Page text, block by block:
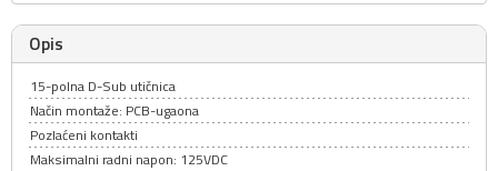
Opis
15-polna D-Sub utičnica
Način montaže: PCB-ugaona
Pozlaćeni kontakti
Maksimalni radni napon: 125VDC